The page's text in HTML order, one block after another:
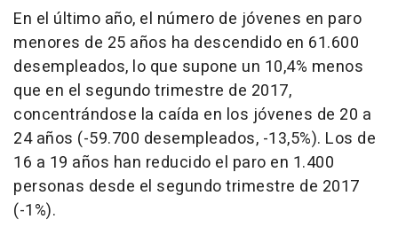
En el último año, el número de jóvenes en paro
menores de 25 años ha descendido en 61.600
desempleados, lo que supone un 10,4% menos
que en el segundo trimestre de 2017,
concentrándose la caída en los jóvenes de 20 a
24 años (-59.700 desempleados, -13,5%). Los de
16 a 19 años han reducido el paro en 1.400
personas desde el segundo trimestre de 2017
(-1%).